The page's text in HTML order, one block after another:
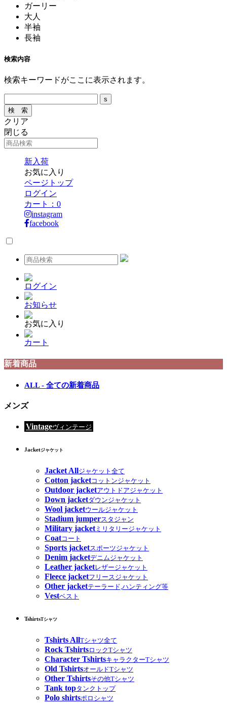
ガーリー
大人
半袖
長袖
検索内容
検索キーワードがここに表示されます。
クリア
閉じる
新入荷
お気に入り
ページトップ
ログイン
カート： 0
instagram
facebook
ログイン
お知らせ
お気に入り
カート
新着商品
ALL - 全ての新着商品
メンズ
Vintageヴィンテージ
Jacketジャケット
Jacket Allジャケット全て
Cotton jacketコットンジャケット
Outdoor jacketアウトドアジャケット
Down jacketダウンジャケット
Wool jacketウールジャケット
Stadium jumperスタジャン
Military jacketミリタリージャケット
Coatコート
Sports jacketスポーツジャケット
Denim jacketデニムジャケット
Leather jacketレザージャケット
Fleece jacketフリースジャケット
Other jacketテーラード,ハンティング等
Vestベスト
TshirtsTシャツ
Tshirts AllTシャツ全て
Rock TshirtsロックTシャツ
Character TshirtsキャラクターTシャツ
Old TshirtsオールドTシャツ
Other Tshirtsその他Tシャツ
Tank topタンクトップ
Polo shirtsポロシャツ